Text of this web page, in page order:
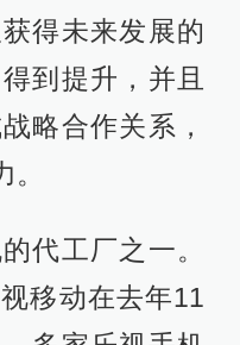
得未来发展的
到提升，并且
略合作关系，
代工厂之一。
移动在去年11